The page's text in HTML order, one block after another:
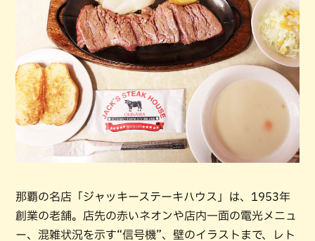
那覇の名店「ジャッキーステーキハウス」は、1953年
創業の老舗。店先の赤いネオンや店内一面の電光メニュ
ー、混雑状況を示す“信号機”、壁のイラストまで、レト